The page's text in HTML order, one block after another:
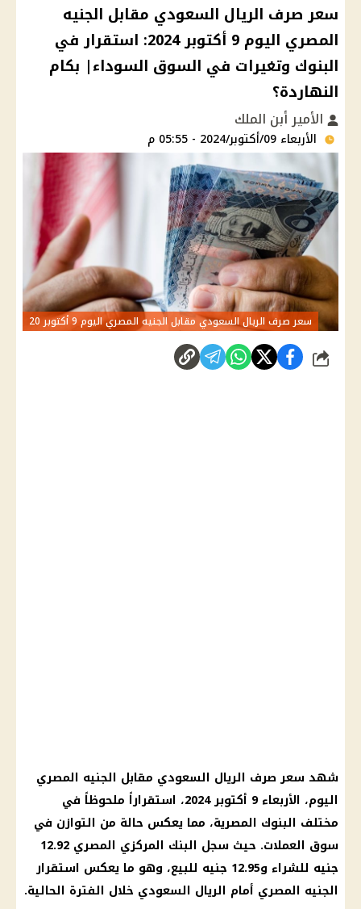
سعر صرف الريال السعودي مقابل الجنيه
المصري اليوم 9 أكتوبر 2024: استقرار في
البنوك وتغيرات في السوق السوداء| بكام
النهاردة؟
الأمير أبن الملك
الأربعاء 09/أكتوبر/2024 - 05:55 م
سعر صرف الريال السعودي مقابل الجنيه المصري اليوم 9 أكتوبر 20
شارك
شهد سعر صرف الريال السعودي مقابل الجنيه المصري
اليوم، الأربعاء 9 أكتوبر 2024، استقراراً ملحوظاً في
مختلف البنوك المصرية، مما يعكس حالة من التوازن في
سوق العملات. حيث سجل البنك المركزي المصري 12.92
جنيه للشراء و12.95 جنيه للبيع، وهو ما يعكس استقرار
الجنيه المصري أمام الريال السعودي خلال الفترة الحالية.